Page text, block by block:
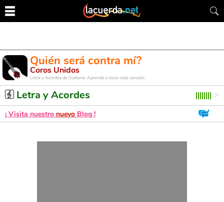
Quién será contra mí?
Coros Unidos
Letra y Acordes de Guitarra. Aprende a tocar esta canción
Letra y Acordes
¡ Visita nuestro nuevo Blog !